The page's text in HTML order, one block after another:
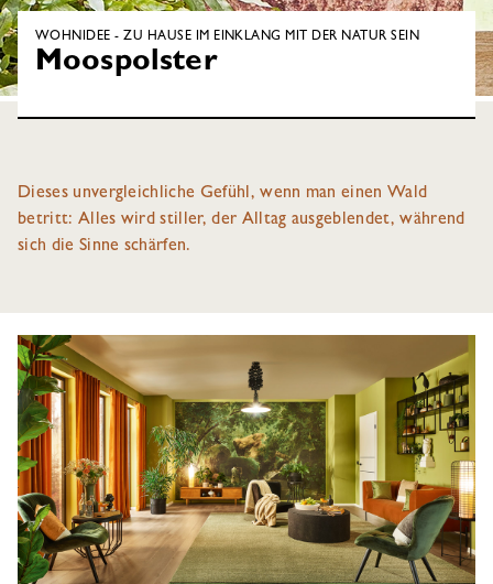
WOHNIDEE - ZU HAUSE IM EINKLANG MIT DER NATUR SEIN
Moospolster
Dieses unvergleichliche Gefühl, wenn man einen Wald
betritt: Alles wird stiller, der Alltag ausgeblendet, während
sich die Sinne schärfen.